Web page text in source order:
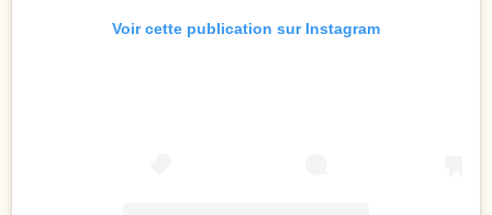
Voir cette publication sur Instagram